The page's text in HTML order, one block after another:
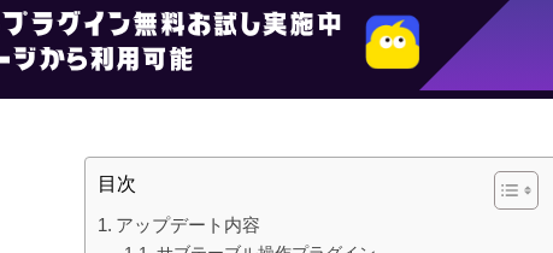
目次
アップデート内容